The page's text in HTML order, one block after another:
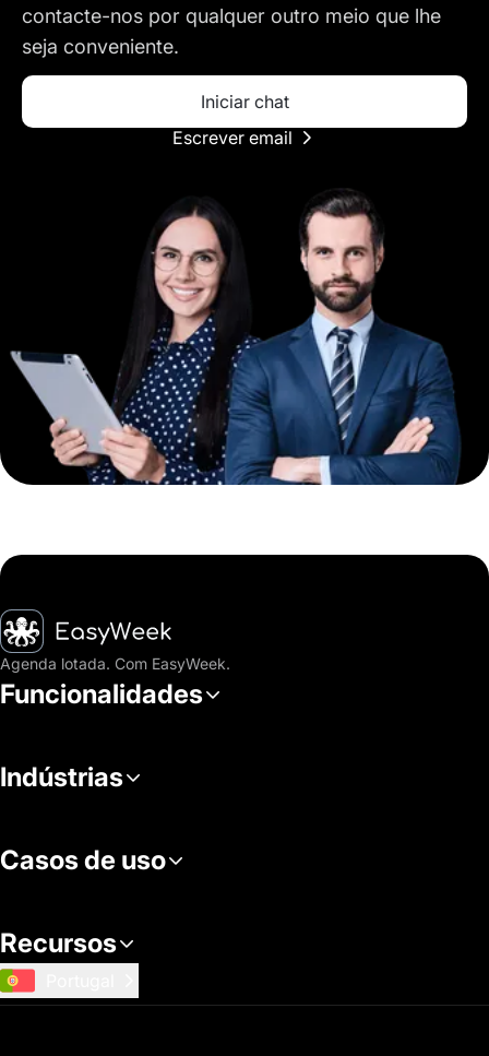
contacte-nos por qualquer outro meio que lhe
seja conveniente.
Iniciar chat
Escrever email
Página inicial
Agenda lotada. Com EasyWeek.
Funcionalidades
Indústrias
Casos de uso
Recursos